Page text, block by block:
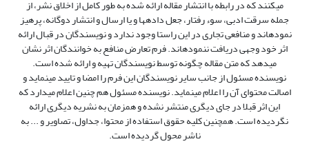
می‏کنند که در رابطه با انتشار مقاله ارائه شده به طور کامل از اخلاق نشر، از
جمله سرقت ادبی، سوء رفتار، جعل داده‏ها و یا ارسال و انتشار دوگانه، پرهیز
نموده‏اند و منافعی تجاری در این راستا وجود ندارد و نویسندگان در قبال ارائه
اثر خود وجهی دریافت ننموده‏اند. فرم تعارض منافع به خوانندگان اثر نشان
می‏دهد که متن مقاله چگونه توسط نویسندگان تهیه و ارائه شده است.
نویسنده مسئول از جانب سایر نویسندگان این فرم را امضا و تایید می‏‏نماید و
اصالت محتوای آن را اعلام می‏‏نماید. نویسنده مسئول هم چنین اعلام می‏دارد که
این اثر قبلا در جای دیگری منتشر نشده و همزمان به نشریه دیگری ارائه
نگردیده است. همچنین کلیه حقوق استفاده از محتوا، جداول، تصاویر و ... به
ناشر محول گردیده است.